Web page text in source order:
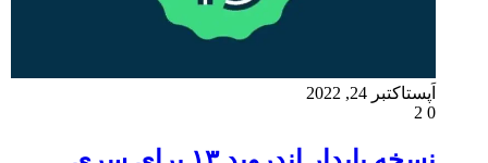
اَپستاکتبر 24, 2022
0